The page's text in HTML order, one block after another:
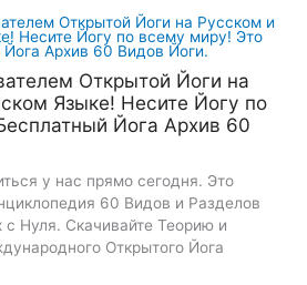
Открытой Йоги на
Языке! Несите Йогу по
Йога Архив 60
у нас прямо сегодня. Это
60 Видов и Разделов
Нуля. Скачивайте Теорию и
Открытого Йога